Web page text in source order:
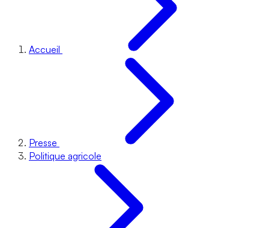
Accueil
Presse
Politique agricole